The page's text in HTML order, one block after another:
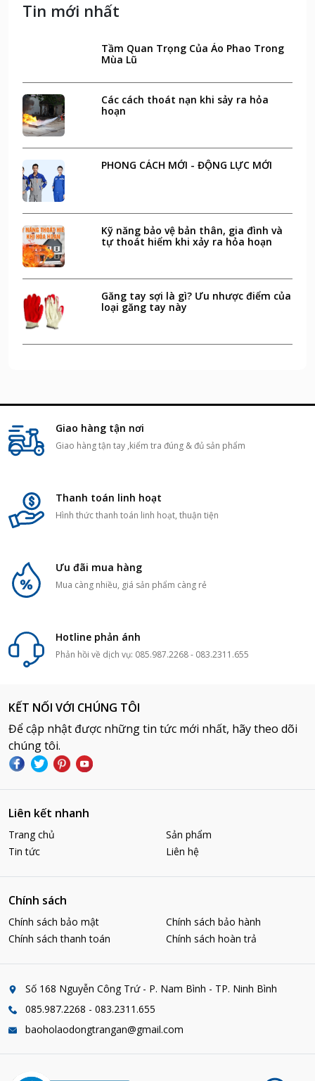
Tin mới nhất
Tầm Quan Trọng Của Áo Phao Trong
Mùa Lũ
Các cách thoát nạn khi sảy ra hỏa
hoạn
PHONG CÁCH MỚI - ĐỘNG LỰC MỚI
Kỹ năng bảo vệ bản thân, gia đình và
tự thoát hiểm khi xảy ra hỏa hoạn
Găng tay sợi là gì? Ưu nhược điểm của
loại găng tay này
Giao hàng tận nơi
Giao hàng tận tay ,kiểm tra đúng & đủ sản phẩm
Thanh toán linh hoạt
Hình thức thanh toán linh hoạt, thuận tiện
Ưu đãi mua hàng
Mua càng nhiều, giá sản phẩm càng rẻ
Hotline phản ánh
Phản hồi về dịch vụ: 085.987.2268 - 083.2311.655
KẾT NỐI VỚI CHÚNG TÔI
Để cập nhật được những tin tức mới nhất, hãy theo dõi
chúng tôi.
Liên kết nhanh
Trang chủ
Sản phẩm
Tin tức
Liên hệ
Chính sách
Chính sách bảo mật
Chính sách bảo hành
Chính sách thanh toán
Chính sách hoàn trả
Số 168 Nguyễn Công Trứ - P. Nam Bình - TP. Ninh Bình
085.987.2268 - 083.2311.655
baoholaodongtrangan@gmail.com